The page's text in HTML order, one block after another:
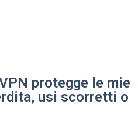
protegge le mie
usi scorretti o